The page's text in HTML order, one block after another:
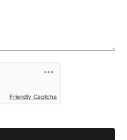
Friendly Captcha